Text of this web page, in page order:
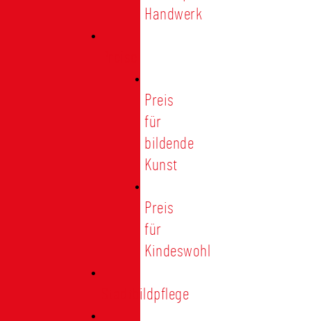
Handwerk
Preis
für
bildende
Kunst
Preis
für
Kindeswohl
Stadtbildpflege